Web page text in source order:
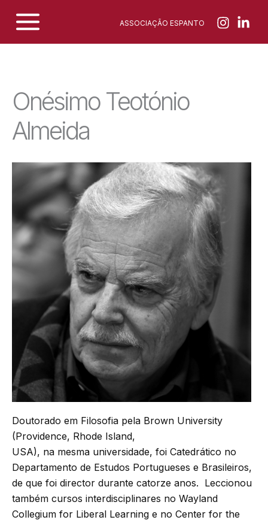
content
ASSOCIAÇÃO ESPANTO
Onésimo Teotónio
Almeida
Doutorado em Filosofia pela Brown University
(Providence, Rhode Island,
USA), na mesma universidade, foi Catedrático no
Departamento de Estudos Portugueses e Brasileiros,
de que foi director durante catorze anos. Leccionou
também cursos interdisciplinares no Wayland
Collegium for Liberal Learning e no Center for the